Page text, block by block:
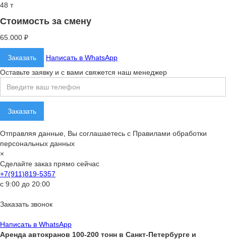
48 т
Стоимость за смену
65.000 ₽
Заказать
Написать в WhatsApp
Оставьте заявку и с вами свяжется наш менеджер
Отправляя данные, Вы соглашаетесь с Правилами обработки
персональных данных
×
Сделайте заказ прямо сейчас
+7(911)819-5357
с 9:00 до 20:00
Заказать звонок
Написать в WhatsApp
Аренда автокранов 100-200 тонн в Санкт-Петербурге и